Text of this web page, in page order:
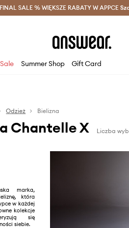
z Answear Club > Dostawa nawet
FINAL SALE % WIĘKSZE RABATY W APPCE
Sale Summer Shop Gift Card
Odzież Bielizna
Chantelle X Liczba
marka,
która
w każdej
kolekcje
się
siebie.